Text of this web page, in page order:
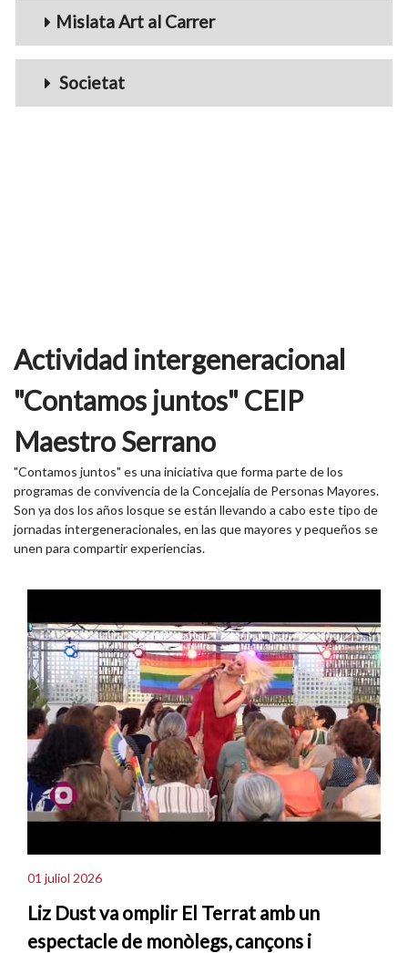
Mislata Art al Carrer
Societat
Actividad intergeneracional
"Contamos juntos" CEIP
Maestro Serrano
"Contamos juntos" es una iniciativa que forma parte de los
programas de convivencia de la Concejalía de Personas Mayores.
Son ya dos los años losque se están llevando a cabo este tipo de
jornadas intergeneracionales, en las que mayores y pequeños se
unen para compartir experiencias.
01 juliol 2026
Liz Dust va omplir El Terrat amb un
espectacle de monòlegs, cançons i